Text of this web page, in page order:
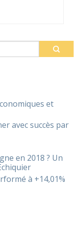
et
avec succès par
en 2018 ? Un
à +14,01%